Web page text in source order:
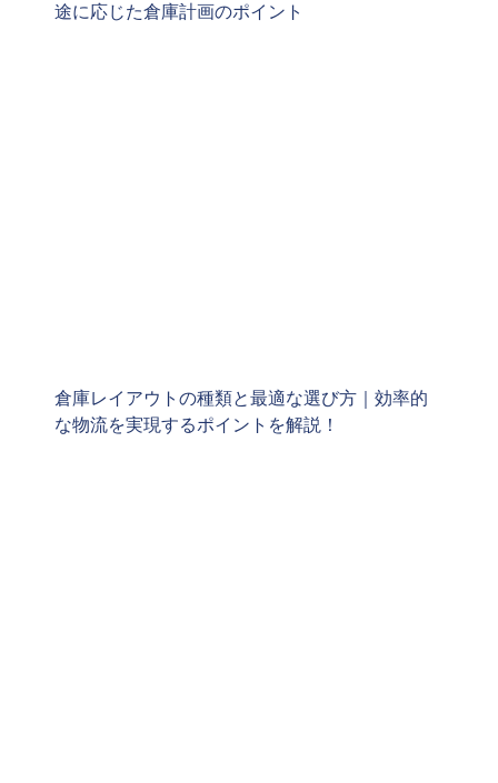
途に応じた倉庫計画のポイント
倉庫レイアウトの種類と最適な選び方｜効率的
な物流を実現するポイントを解説！